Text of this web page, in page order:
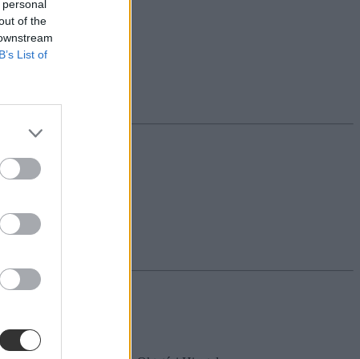
of the
List of
megnézni.